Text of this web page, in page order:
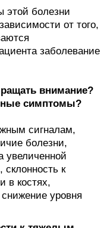
этой болезни
от того,
заболевание
внимание?
симптомы?
сигналам,
болезни,
увеличенной
склонность к
в костях,
уровня